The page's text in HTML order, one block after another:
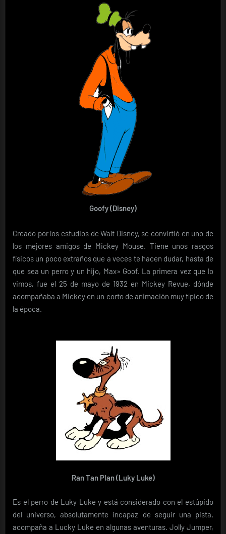
Goofy (Disney)
Creado por los estudios de Walt Disney, se convirtió en uno de
los mejores amigos de Mickey Mouse. Tiene unos rasgos
físicos un poco extraños que a veces te hacen dudar, hasta de
que sea un perro y un hijo, Max» Goof. L a primera vez que lo
vimos, fue el 25 de mayo de 1932 en Mickey Revue, dónde
acompañaba a Mickey en un corto de animación muy típico de
la época.
Ran Tan Plan (Luky Luke)
Es el perro de Luky Luke y está considerado con el estúpido
del universo, absolutamente incapaz de seguir una pista,
acompaña a Lucky Luke en algunas aventuras. Jolly Jumper,